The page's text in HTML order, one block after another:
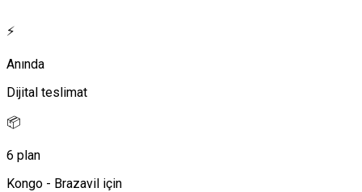
⚡
Anında
Dijital teslimat
📦
6 plan
Kongo - Brazavil için